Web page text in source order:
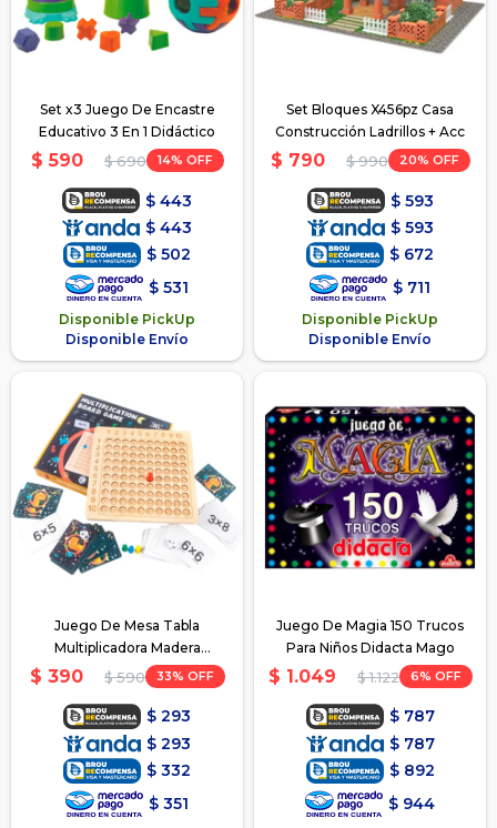
Set x3 Juego De Encastre
Educativo 3 En 1 Didáctico
$ 590 $ 690 14
$ 443
$ 443
$ 502
$ 531
Disponible PickUp
Disponible Envío
Set Bloques X456pz Casa
Construcción Ladrillos + Acc
$ 790 $ 990 20
$ 593
$ 593
$ 672
$ 711
Disponible PickUp
Disponible Envío
Juego De Mesa Tabla
Multiplicadora Madera
Aprendizaje
$ 390 $ 590 33
$ 293
$ 293
$ 332
$ 351
Juego De Magia 150 Trucos
Para Niños Didacta Mago
$ 1.049 $ 1.122 6
$ 787
$ 787
$ 892
$ 944